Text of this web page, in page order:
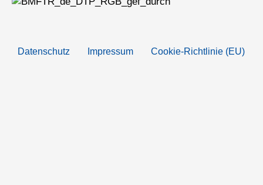
Datenschutz Impressum Cookie-Richtlinie (EU)